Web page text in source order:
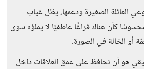
العائلة الصغيرة ودعمها، يظل غياب
محسوسًا كأن هناك فراغًا عاطفيًا لا يملؤه سوى
أو الخالة في الصورة.
هو أن نحافظ على عمق العلاقات داخل